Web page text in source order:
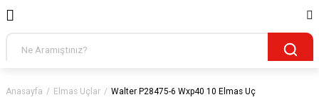
Anasayfa Elmas Uçlar Walter P28475-6 Wxp40 10 Elmas Uç